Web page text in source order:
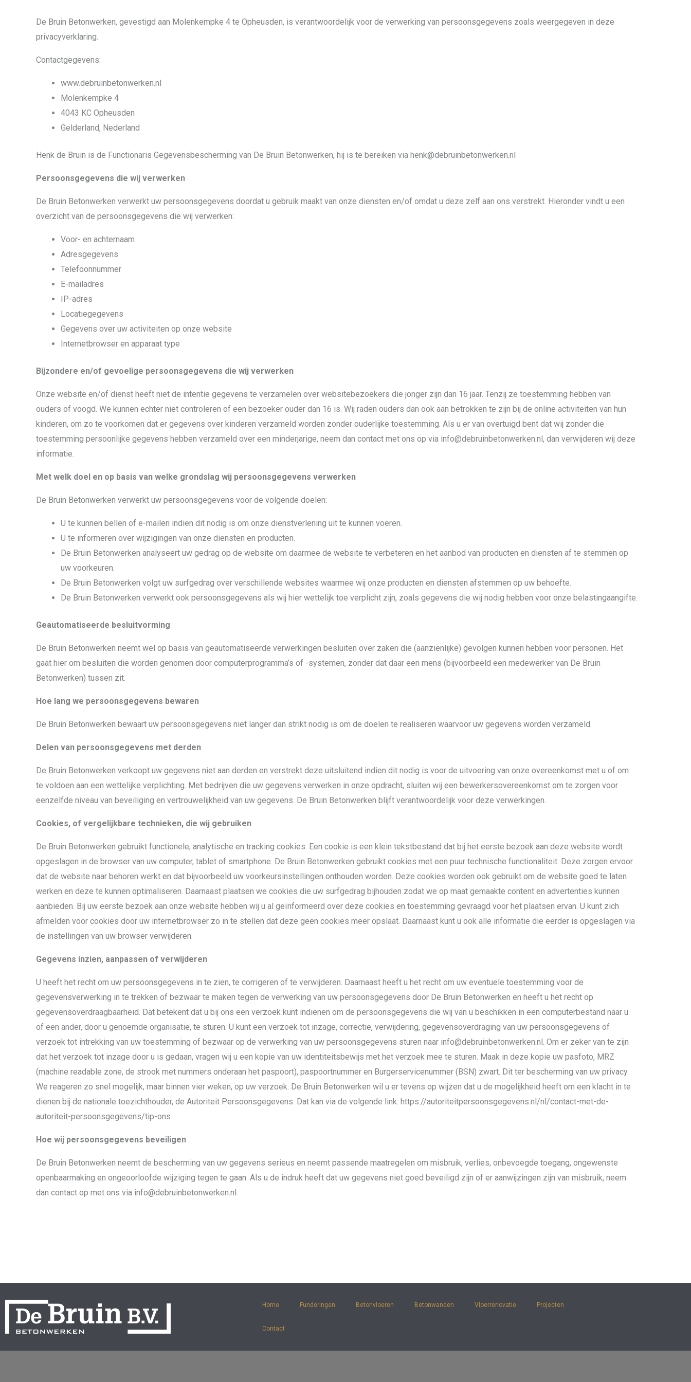
De Bruin Betonwerken, gevestigd aan Molenkempke 4 te Opheusden, is verantwoordelijk voor de verwerking van persoonsgegevens zoals weergegeven in deze
privacyverklaring.
Contactgegevens:
www.debruinbetonwerken.nl
Molenkempke 4
4043 KC Opheusden
Gelderland, Nederland
Henk de Bruin is de Functionaris Gegevensbescherming van De Bruin Betonwerken, hij is te bereiken via henk@debruinbetonwerken.nl
Persoonsgegevens die wij verwerken
De Bruin Betonwerken verwerkt uw persoonsgegevens doordat u gebruik maakt van onze diensten en/of omdat u deze zelf aan ons verstrekt. Hieronder vindt u een
overzicht van de persoonsgegevens die wij verwerken:
Voor- en achternaam
Adresgegevens
Telefoonnummer
E-mailadres
IP-adres
Locatiegegevens
Gegevens over uw activiteiten op onze website
Internetbrowser en apparaat type
Bijzondere en/of gevoelige persoonsgegevens die wij verwerken
Onze website en/of dienst heeft niet de intentie gegevens te verzamelen over websitebezoekers die jonger zijn dan 16 jaar. Tenzij ze toestemming hebben van
ouders of voogd. We kunnen echter niet controleren of een bezoeker ouder dan 16 is. Wij raden ouders dan ook aan betrokken te zijn bij de online activiteiten van hun
kinderen, om zo te voorkomen dat er gegevens over kinderen verzameld worden zonder ouderlijke toestemming. Als u er van overtuigd bent dat wij zonder die
toestemming persoonlijke gegevens hebben verzameld over een minderjarige, neem dan contact met ons op via info@debruinbetonwerken.nl, dan verwijderen wij deze
informatie.
Met welk doel en op basis van welke grondslag wij persoonsgegevens verwerken
De Bruin Betonwerken verwerkt uw persoonsgegevens voor de volgende doelen:
U te kunnen bellen of e-mailen indien dit nodig is om onze dienstverlening uit te kunnen voeren.
U te informeren over wijzigingen van onze diensten en producten.
De Bruin Betonwerken analyseert uw gedrag op de website om daarmee de website te verbeteren en het aanbod van producten en diensten af te stemmen op
uw voorkeuren.
De Bruin Betonwerken volgt uw surfgedrag over verschillende websites waarmee wij onze producten en diensten afstemmen op uw behoefte.
De Bruin Betonwerken verwerkt ook persoonsgegevens als wij hier wettelijk toe verplicht zijn, zoals gegevens die wij nodig hebben voor onze belastingaangifte.
Geautomatiseerde besluitvorming
De Bruin Betonwerken neemt wel op basis van geautomatiseerde verwerkingen besluiten over zaken die (aanzienlijke) gevolgen kunnen hebben voor personen. Het
gaat hier om besluiten die worden genomen door computerprogramma’s of -systemen, zonder dat daar een mens (bijvoorbeeld een medewerker van De Bruin
Betonwerken) tussen zit.
Hoe lang we persoonsgegevens bewaren
De Bruin Betonwerken bewaart uw persoonsgegevens niet langer dan strikt nodig is om de doelen te realiseren waarvoor uw gegevens worden verzameld.
Delen van persoonsgegevens met derden
De Bruin Betonwerken verkoopt uw gegevens niet aan derden en verstrekt deze uitsluitend indien dit nodig is voor de uitvoering van onze overeenkomst met u of om
te voldoen aan een wettelijke verplichting. Met bedrijven die uw gegevens verwerken in onze opdracht, sluiten wij een bewerkersovereenkomst om te zorgen voor
eenzelfde niveau van beveiliging en vertrouwelijkheid van uw gegevens. De Bruin Betonwerken blijft verantwoordelijk voor deze verwerkingen.
Cookies, of vergelijkbare technieken, die wij gebruiken
De Bruin Betonwerken gebruikt functionele, analytische en tracking cookies. Een cookie is een klein tekstbestand dat bij het eerste bezoek aan deze website wordt
opgeslagen in de browser van uw computer, tablet of smartphone. De Bruin Betonwerken gebruikt cookies met een puur technische functionaliteit. Deze zorgen ervoor
dat de website naar behoren werkt en dat bijvoorbeeld uw voorkeursinstellingen onthouden worden. Deze cookies worden ook gebruikt om de website goed te laten
werken en deze te kunnen optimaliseren. Daarnaast plaatsen we cookies die uw surfgedrag bijhouden zodat we op maat gemaakte content en advertenties kunnen
aanbieden. Bij uw eerste bezoek aan onze website hebben wij u al geïnformeerd over deze cookies en toestemming gevraagd voor het plaatsen ervan. U kunt zich
afmelden voor cookies door uw internetbrowser zo in te stellen dat deze geen cookies meer opslaat. Daarnaast kunt u ook alle informatie die eerder is opgeslagen via
de instellingen van uw browser verwijderen.
Gegevens inzien, aanpassen of verwijderen
U heeft het recht om uw persoonsgegevens in te zien, te corrigeren of te verwijderen. Daarnaast heeft u het recht om uw eventuele toestemming voor de
gegevensverwerking in te trekken of bezwaar te maken tegen de verwerking van uw persoonsgegevens door De Bruin Betonwerken en heeft u het recht op
gegevensoverdraagbaarheid. Dat betekent dat u bij ons een verzoek kunt indienen om de persoonsgegevens die wij van u beschikken in een computerbestand naar u
of een ander, door u genoemde organisatie, te sturen. U kunt een verzoek tot inzage, correctie, verwijdering, gegevensoverdraging van uw persoonsgegevens of
verzoek tot intrekking van uw toestemming of bezwaar op de verwerking van uw persoonsgegevens sturen naar info@debruinbetonwerken.nl. Om er zeker van te zijn
dat het verzoek tot inzage door u is gedaan, vragen wij u een kopie van uw identiteitsbewijs met het verzoek mee te sturen. Maak in deze kopie uw pasfoto, MRZ
(machine readable zone, de strook met nummers onderaan het paspoort), paspoortnummer en Burgerservicenummer (BSN) zwart. Dit ter bescherming van uw privacy.
We reageren zo snel mogelijk, maar binnen vier weken, op uw verzoek. De Bruin Betonwerken wil u er tevens op wijzen dat u de mogelijkheid heeft om een klacht in te
dienen bij de nationale toezichthouder, de Autoriteit Persoonsgegevens. Dat kan via de volgende link: https://autoriteitpersoonsgegevens.nl/nl/contact-met-de-
autoriteit-persoonsgegevens/tip-ons
Hoe wij persoonsgegevens beveiligen
De Bruin Betonwerken neemt de bescherming van uw gegevens serieus en neemt passende maatregelen om misbruik, verlies, onbevoegde toegang, ongewenste
openbaarmaking en ongeoorloofde wijziging tegen te gaan. Als u de indruk heeft dat uw gegevens niet goed beveiligd zijn of er aanwijzingen zijn van misbruik, neem
dan contact op met ons via info@debruinbetonwerken.nl.
Home Funderingen Betonvloeren Betonwanden Vloerrenovatie Projecten
Contact